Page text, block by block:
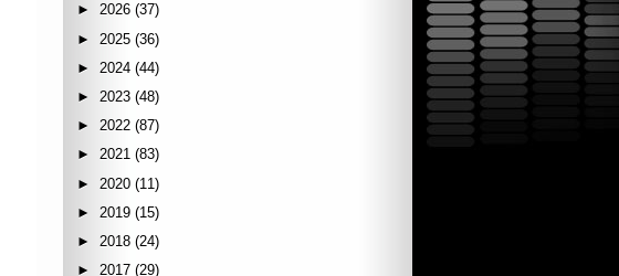
► 2026 (37)
► 2025 (36)
► 2024 (44)
► 2023 (48)
► 2022 (87)
► 2021 (83)
► 2020 (11)
► 2019 (15)
► 2018 (24)
► 2017 (29)